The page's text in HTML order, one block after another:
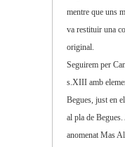
mentre que uns
va restituir una
original.
Seguirem per
s.XIII amb
Begues, just en
al pla de
anomenat Mas